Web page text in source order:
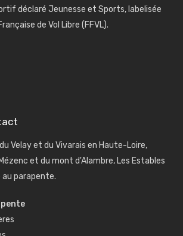
déclaré Jeunesse et Sports, labelisée
de Vol Libre (FFVL).
Velay et du Vivarais en Haute-Loire,
et du mont d'Alambre, Les Estables
parapente.